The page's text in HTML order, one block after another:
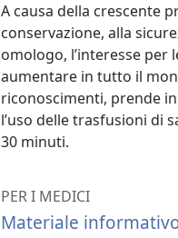
A causa della crescente
conservazione, alla
omologo, l’interesse per
aumentare in tutto il
riconoscimenti, prende
l’uso delle trasfusioni di
30 minuti.
PER I MEDICI
Materiale